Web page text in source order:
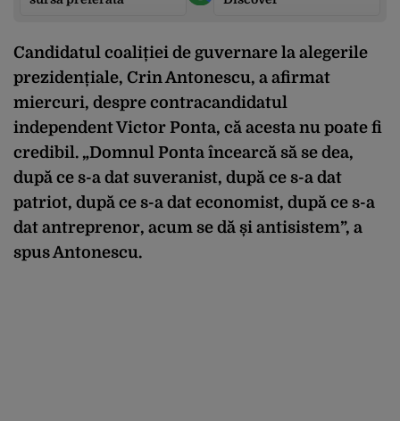
Candidatul coaliției de guvernare la alegerile
prezidențiale, Crin Antonescu, a afirmat
miercuri, despre contracandidatul
independent Victor Ponta, că acesta nu poate fi
credibil. „Domnul Ponta încearcă să se dea,
după ce s-a dat suveranist, după ce s-a dat
patriot, după ce s-a dat economist, după ce s-a
dat antreprenor, acum se dă și antisistem”, a
spus Antonescu.